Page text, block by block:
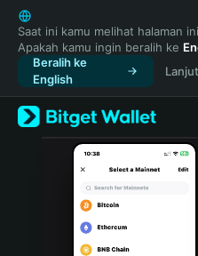
English
日本語
Tiếng Việt
Русский
Español (Latinoamérica)
Türkçe
Italiano
Português (Portugal)
Saat ini kamu melihat halaman
Apakah kamu ingin beralih ke
Beralih ke
English